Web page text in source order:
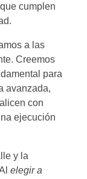
cumplen
a las
Creemos
para
avanzada,
con
ejecución
y la
elegir a